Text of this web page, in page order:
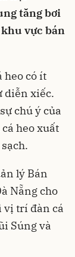
tăng bơi
vực bán
heo có ít
diễn xiếc.
chú ý của
heo xuất
lý Bán
Nẵng cho
vị trí đàn cá
Súng và